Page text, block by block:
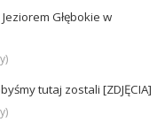
Głębokie w
tutaj zostali [ZDJĘCIA]